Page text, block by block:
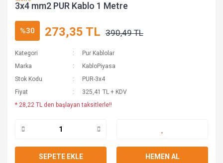
3x4 mm2 PUR Kablo 1 Metre
%30 273,35 TL 390,49 TL
Kategori
Pur Kablolar
Marka
KabloPiyasa
Stok Kodu
PUR-3x4
Fiyat
325,41 TL + KDV
* 28,22 TL den başlayan taksitlerle!!
SEPETE EKLE HEMEN AL